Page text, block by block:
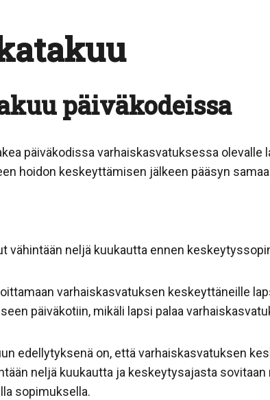
päiväkodeissa
päiväkodissa varhaiskasvatuksessa olevalle
hoidon keskeyttämisen jälkeen pääsyn
vähintään neljä kuukautta ennen
varhaiskasvatuksen keskeyttäneille
päiväkotiin, mikäli lapsi palaa
edellytyksenä on, että varhaiskasvatuksen
neljä kuukautta ja keskeytysajasta sovitaan
sopimuksella.